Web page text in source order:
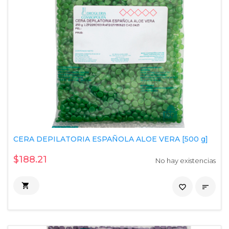
CERA DEPILATORIA ESPAÑOLA ALOE VERA [500 g]
$188.21 No hay existencias
 
favorite_border